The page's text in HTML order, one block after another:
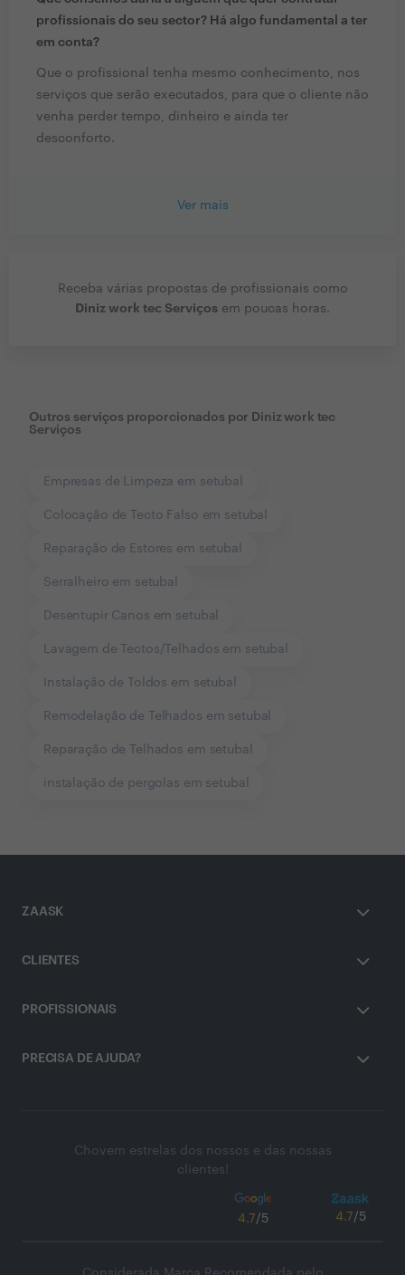
profissionais do seu sector? Há algo fundamental a ter
em conta?
Que o profissional tenha mesmo conhecimento, nos
serviços que serão executados, para que o cliente não
venha perder tempo, dinheiro e ainda ter
desconforto.
Ver mais
Receba várias propostas de profissionais como
Diniz work tec Serviços em poucas horas.
Outros serviços proporcionados por Diniz work tec
Serviços
Empresas de Limpeza em setubal
Colocação de Tecto Falso em setubal
Reparação de Estores em setubal
Serralheiro em setubal
Desentupir Canos em setubal
Lavagem de Tectos/Telhados em setubal
Instalação de Toldos em setubal
Remodelação de Telhados em setubal
Reparação de Telhados em setubal
instalação de pergolas em setubal
ZAASK
CLIENTES
PROFISSIONAIS
PRECISA DE AJUDA?
Chovem estrelas dos nossos e das nossas
clientes!
4.7/5 4.7/5